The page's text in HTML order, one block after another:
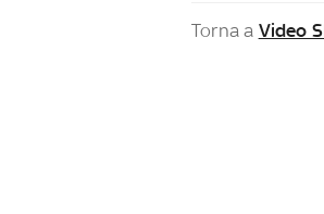
Torna a Video